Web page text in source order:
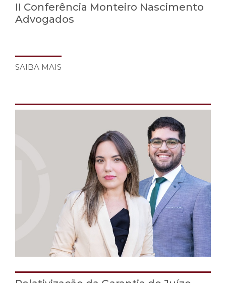
II Conferência Monteiro Nascimento
Advogados
SAIBA MAIS